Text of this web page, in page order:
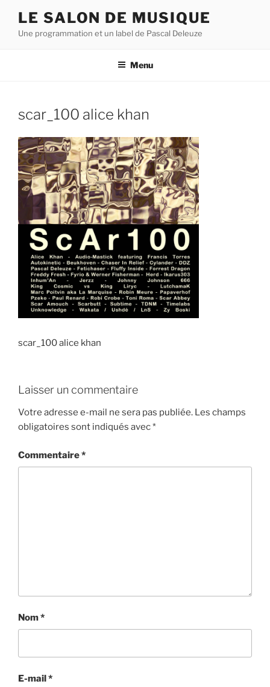
contenu
LE SALON DE MUSIQUE
Une programmation et un label de Pascal Deleuze
Menu
scar_100 alice khan
scar_100 alice khan
Laisser un commentaire
Votre adresse e-mail ne sera pas publiée. Les champs
obligatoires sont indiqués avec*
Commentaire*
Nom*
E-mail*